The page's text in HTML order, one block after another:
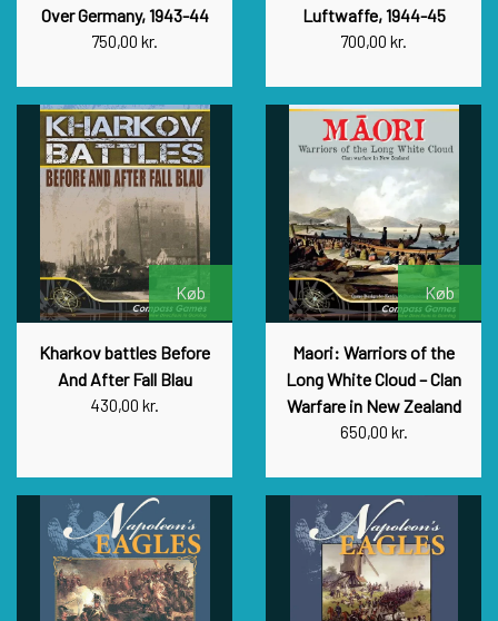
Over Germany, 1943-44
750,00 kr.
Luftwaffe, 1944-45
700,00 kr.
Køb
Kharkov battles Before
And After Fall Blau
430,00 kr.
Køb
Maori: Warriors of the
Long White Cloud – Clan
Warfare in New Zealand
650,00 kr.